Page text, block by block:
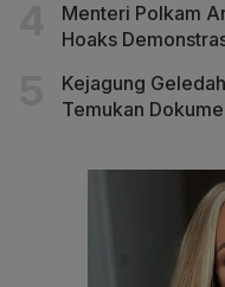
Menteri Polkam
Hoaks
Kejagung
Temukan